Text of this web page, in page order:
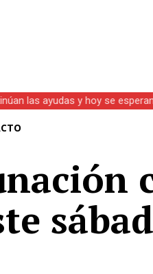
las ayudas y hoy se